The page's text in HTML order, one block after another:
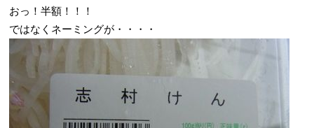
おっ！半額！！！
ではなくネーミングが・・・・